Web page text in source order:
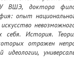
ВШЭ, доктора
опыт
себя. История.
отражен
идеологии,